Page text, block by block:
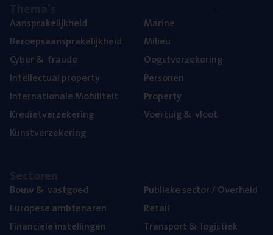
Aan­spra­ke­lijk­heid
Beroeps­aan­spra­ke­lijk­heid
Cyber& fraude
Intel­lec­tu­al property
Inter­na­ti­o­na­le Mobiliteit
Kre­diet­ver­ze­ke­ring
Kunst­ver­ze­ke­ring
Mari­ne
Mili­eu
Oogst­ver­ze­ke­ring
Per­so­nen
Pro­per­ty
Voer­tuig& vloot
Bouw& vastgoed
Euro­pe­se ambtenaren
Finan­ci­ë­le instellingen
Publie­ke sec­tor / Overheid
Retail
Trans­port& logistiek